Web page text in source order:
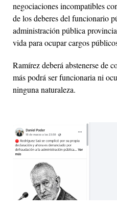
negociaciones incompatibles
de los deberes del funcionario
administración pública
vida para ocupar cargos
Ramírez deberá abstenerse de
más podrá ser funcionaria ni
ninguna naturaleza.